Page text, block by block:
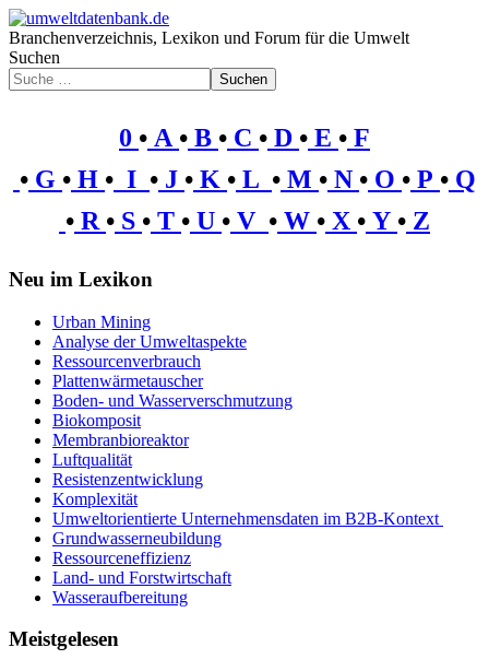
Branchenverzeichnis, Lexikon und Forum für die Umwelt
Suchen
Suchen
0 • A • B • C • D • E • F
• G • H • I • J • K • L • M • N • O • P • Q
• R • S • T • U • V • W • X • Y • Z
Neu im Lexikon
Urban Mining
Analyse der Umweltaspekte
Ressourcenverbrauch
Plattenwärmetauscher
Boden- und Wasserverschmutzung
Biokomposit
Membranbioreaktor
Luftqualität
Resistenzentwicklung
Komplexität
Umweltorientierte Unternehmensdaten im B2B-Kontext
Grundwasserneubildung
Ressourceneffizienz
Land- und Forstwirtschaft
Wasseraufbereitung
Meistgelesen